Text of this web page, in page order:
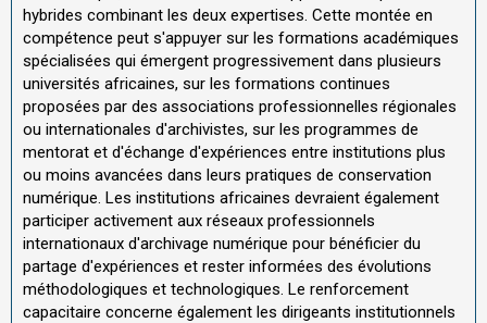
hybrides combinant les deux expertises. Cette montée en
compétence peut s'appuyer sur les formations académiques
spécialisées qui émergent progressivement dans plusieurs
universités africaines, sur les formations continues
proposées par des associations professionnelles régionales
ou internationales d'archivistes, sur les programmes de
mentorat et d'échange d'expériences entre institutions plus
ou moins avancées dans leurs pratiques de conservation
numérique. Les institutions africaines devraient également
participer activement aux réseaux professionnels
internationaux d'archivage numérique pour bénéficier du
partage d'expériences et rester informées des évolutions
méthodologiques et technologiques. Le renforcement
capacitaire concerne également les dirigeants institutionnels